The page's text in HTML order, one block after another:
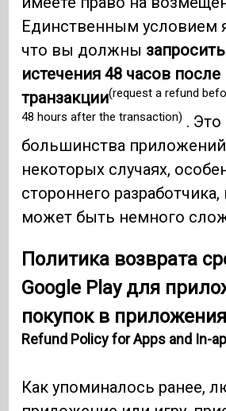
Единственным условием
что вы должны
истечения 48 часов после
транзакции(request a refund
48 hours after the transaction) .
большинства
некоторых случаях,
стороннего разработчика,
может быть немного
Политика возврата
Google Play для
покупок в
Refund Policy for Apps and In-
Как упоминалось ранее,